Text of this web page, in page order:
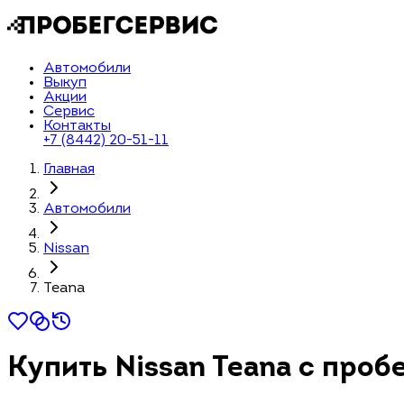
Автомобили
Выкуп
Акции
Сервис
Контакты
+7 (8442) 20-51-11
Главная
Автомобили
Nissan
Teana
Купить Nissan Teana с